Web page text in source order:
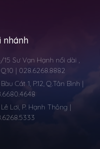
nhánh
15 Sư Vạn Hạnh nối dài ,
Q10 | 028.6268.8882
Cát 1, P.12, Q.Tân Bình |
Lê Lơi, P. Hạnh Thông |